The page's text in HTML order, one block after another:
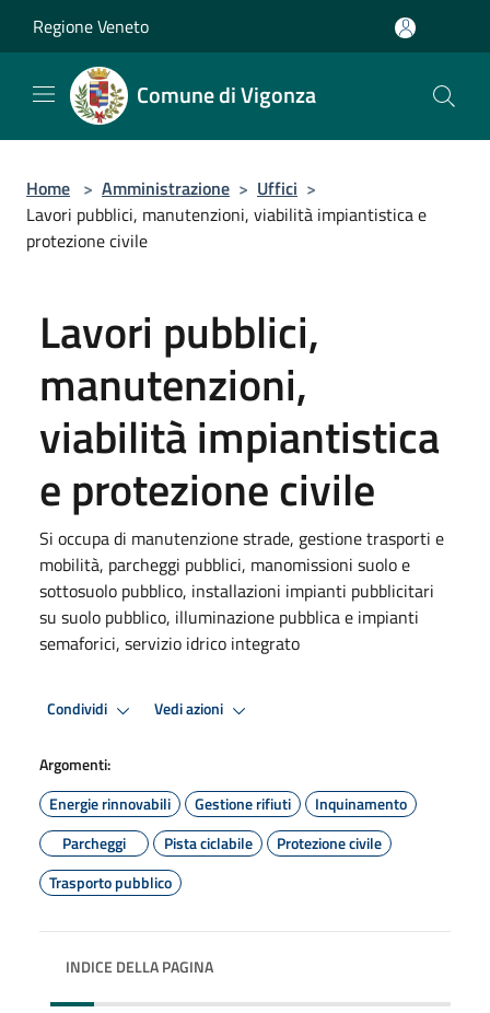
Regione Veneto
Comune di Vigonza
Home > Amministrazione > Uffici >
Lavori pubblici, manutenzioni, viabilità impiantistica e
protezione civile
Lavori pubblici,
manutenzioni,
viabilità impiantistica
e protezione civile
Si occupa di manutenzione strade, gestione trasporti e
mobilità, parcheggi pubblici, manomissioni suolo e
sottosuolo pubblico, installazioni impianti pubblicitari
su suolo pubblico, illuminazione pubblica e impianti
semaforici, servizio idrico integrato
Condividi Vedi azioni
Argomenti:
Energie rinnovabili
Gestione rifiuti
Inquinamento
Parcheggi
Pista ciclabile
Protezione civile
Trasporto pubblico
INDICE DELLA PAGINA